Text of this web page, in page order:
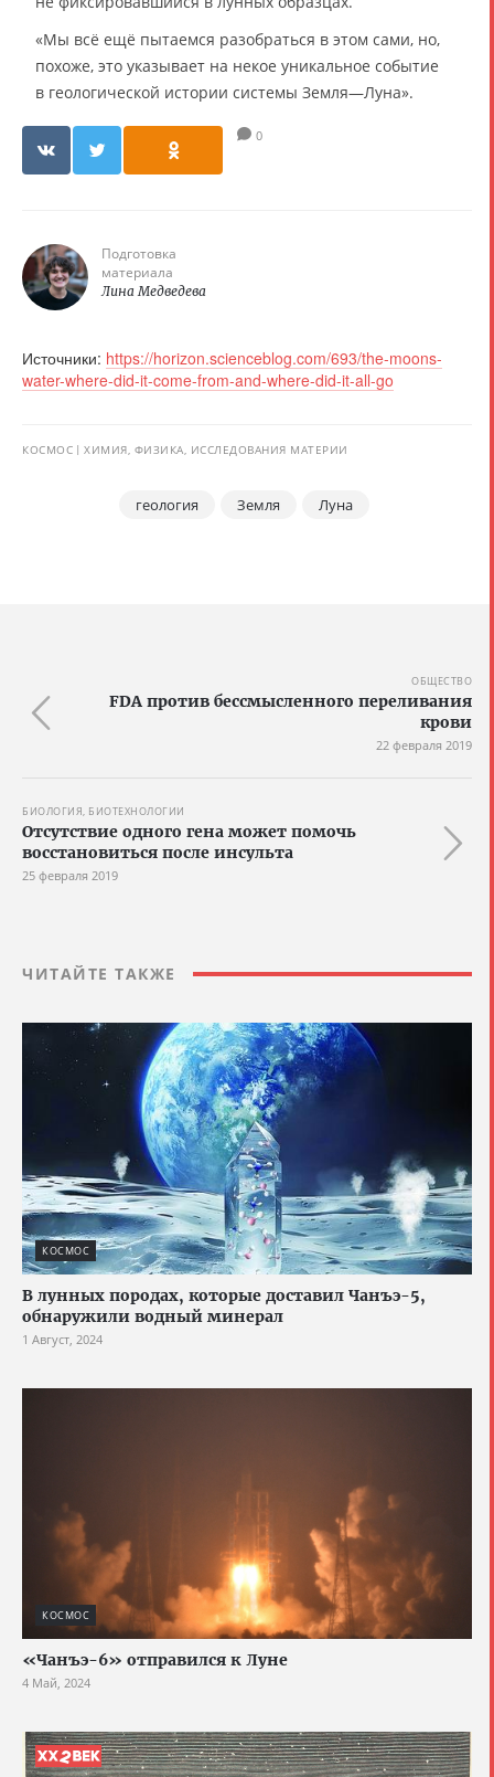
«Мы всё ещё пытаемся разобраться в этом сами, но,
похоже, это указывает на некое уникальное событие
в геологической истории системы Земля—Луна».
0
Подготовка
материала
Лина Медведева
Источники: https://horizon.scienceblog.com/693/the-moons-
water-where-did-it-come-from-and-where-did-it-all-go
КОСМОС ХИМИЯ, ФИЗИКА, ИССЛЕДОВАНИЯ МАТЕРИИ
геология Земля Луна
ОБЩЕСТВО
FDA против бессмысленного переливания
крови
22 февраля 2019
БИОЛОГИЯ, БИОТЕХНОЛОГИИ
Отсутствие одного гена может помочь
восстановиться после инсульта
25 февраля 2019
ЧИТАЙТЕ ТАКЖЕ
КОСМОС
В лунных породах, которые доставил Чанъэ-5,
обнаружили водный минерал
1 Август, 2024
КОСМОС
«Чанъэ-6» отправился к Луне
4 Май, 2024